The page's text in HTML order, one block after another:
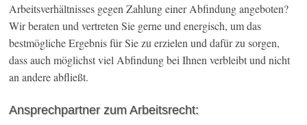
Arbeitsverhältnisses gegen Zahlung einer Abfindung angeboten?
Wir beraten und vertreten Sie gerne und energisch, um das
bestmögliche Ergebnis für Sie zu erzielen und dafür zu sorgen,
dass auch möglichst viel Abfindung bei Ihnen verbleibt und nicht
an andere abfließt.
Ansprechpartner zum Arbeitsrecht: